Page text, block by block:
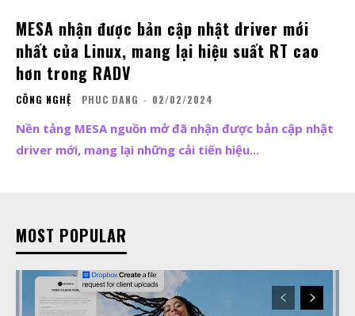
MESA nhận được bản cập nhật driver mới
nhất của Linux, mang lại hiệu suất RT cao
hơn trong RADV
CÔNG NGHỆ PHUC DANG - 02/02/2024
Nền tảng MESA nguồn mở đã nhận được bản cập nhật
driver mới, mang lại những cải tiến hiệu...
MOST POPULAR